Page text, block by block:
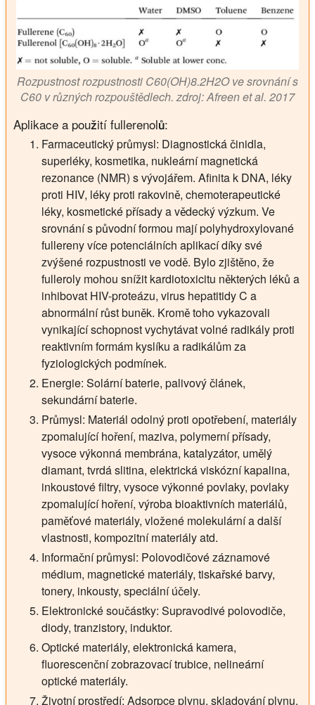
Rozpustnost rozpustnosti C60(OH)8.2H2O ve srovnání s
C60 v různých rozpouštědlech. zdroj: Afreen et al. 2017
Aplikace a použití fullerenolů:
Farmaceutický průmysl: Diagnostická činidla,
superléky, kosmetika, nukleární magnetická
rezonance (NMR) s vývojářem. Afinita k DNA, léky
proti HIV, léky proti rakovině, chemoterapeutické
léky, kosmetické přísady a vědecký výzkum. Ve
srovnání s původní formou mají polyhydroxylované
fullereny více potenciálních aplikací díky své
zvýšené rozpustnosti ve vodě. Bylo zjištěno, že
fulleroly mohou snížit kardiotoxicitu některých léků a
inhibovat HIV-proteázu, virus hepatitidy C a
abnormální růst buněk. Kromě toho vykazovali
vynikající schopnost vychytávat volné radikály proti
reaktivním formám kyslíku a radikálům za
fyziologických podmínek.
Energie: Solární baterie, palivový článek,
sekundární baterie.
Průmysl: Materiál odolný proti opotřebení, materiály
zpomalující hoření, maziva, polymerní přísady,
vysoce výkonná membrána, katalyzátor, umělý
diamant, tvrdá slitina, elektrická viskózní kapalina,
inkoustové filtry, vysoce výkonné povlaky, povlaky
zpomalující hoření, výroba bioaktivních materiálů,
paměťové materiály, vložené molekulární a další
vlastnosti, kompozitní materiály atd.
Informační průmysl: Polovodičové záznamové
médium, magnetické materiály, tiskařské barvy,
tonery, inkousty, speciální účely.
Elektronické součástky: Supravodivé polovodiče,
diody, tranzistory, induktor.
Optické materiály, elektronická kamera,
fluorescenční zobrazovací trubice, nelineární
optické materiály.
Životní prostředí: Adsorpce plynu, skladování plynu.